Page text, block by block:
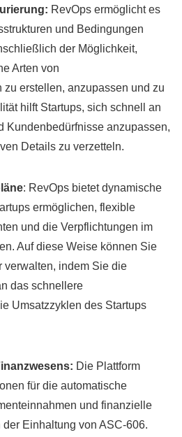
RevOps ermöglicht es
und Bedingungen
der Möglichkeit,
Arten von
erstellen, anzupassen und zu
hilft Startups, sich schnell an
Kundenbedürfnisse anzupassen,
Details zu verzetteln.
: RevOps bietet dynamische
ermöglichen, flexible
und die Verpflichtungen im
Auf diese Weise können Sie
verwalten, indem Sie die
das schnellere
Umsatzzyklen des Startups
Die Plattform
für die automatische
und finanzielle
Einhaltung von ASC-606.